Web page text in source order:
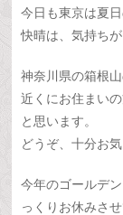
今日も東京は夏
快晴は、気持ちが
神奈川県の箱根
近くにお住まい
と思います。
どうぞ、十分お
今年のゴールデ
っくりお休みさ